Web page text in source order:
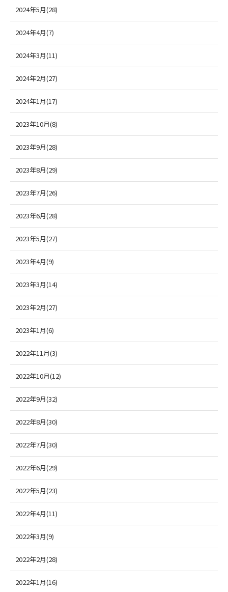
2024年5月(28)
2024年4月(7)
2024年3月(11)
2024年2月(27)
2024年1月(17)
2023年10月(8)
2023年9月(28)
2023年8月(29)
2023年7月(26)
2023年6月(28)
2023年5月(27)
2023年4月(9)
2023年3月(14)
2023年2月(27)
2023年1月(6)
2022年11月(3)
2022年10月(12)
2022年9月(32)
2022年8月(30)
2022年7月(30)
2022年6月(29)
2022年5月(23)
2022年4月(11)
2022年3月(9)
2022年2月(28)
2022年1月(16)